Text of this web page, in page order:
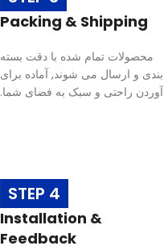
Packing & Shipping
محصولات تمام شده با دقت بسته
بندی و ارسال می شوند, آماده برای
آوردن راحتی و سبک به فضای شما.
STEP 4
Installation &
Feedback